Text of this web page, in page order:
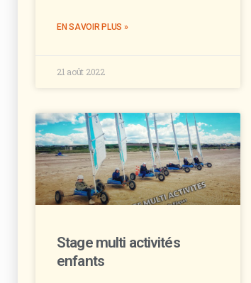
EN SAVOIR PLUS »
21 août 2022
Stage multi activités
enfants